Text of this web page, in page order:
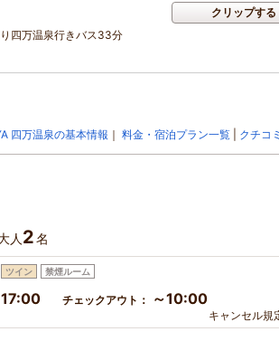
四万温泉行きバス33分
クリップする
四万温泉の基本情報 ｜ 料金・宿泊プラン一覧 クチコミ
人 2名
ツイン 禁煙ルーム
チェックアウト： ～10:00
キャンセル規